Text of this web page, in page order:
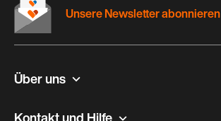
Über uns
Unsere Newsletter abonnieren